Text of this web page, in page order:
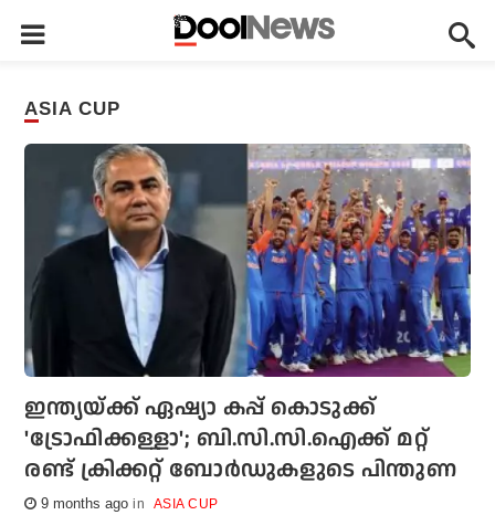
ASIA CUP
ഇന്ത്യയ്ക്ക് ഏഷ്യാ കപ്പ് കൊടുക്ക്
'ട്രോഫിക്കള്ളാ'; ബി.സി.സി.ഐക്ക് മറ്റ്
രണ്ട് ക്രിക്കറ്റ് ബോര്‍ഡുകളുടെ പിന്തുണ
9 months ago ASIA CUP